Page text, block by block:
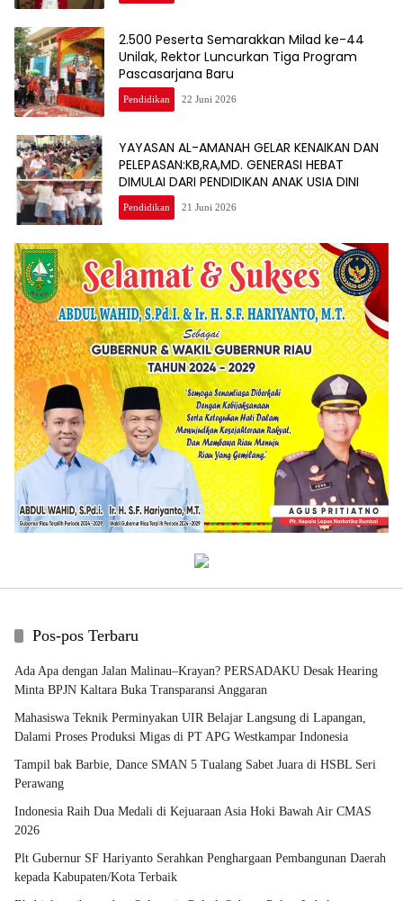
2.500 Peserta Semarakkan Milad ke-44
Unilak, Rektor Luncurkan Tiga Program
Pascasarjana Baru
Pendidikan 22 Juni 2026
YAYASAN AL-AMANAH GELAR KENAIKAN DAN
PELEPASAN:KB,RA,MD. GENERASI HEBAT
DIMULAI DARI PENDIDIKAN ANAK USIA DINI
Pendidikan 21 Juni 2026
Pos-pos Terbaru
Ada Apa dengan Jalan Malinau–Krayan? PERSADAKU Desak Hearing
Minta BPJN Kaltara Buka Transparansi Anggaran
Mahasiswa Teknik Perminyakan UIR Belajar Langsung di Lapangan,
Dalami Proses Produksi Migas di PT APG Westkampar Indonesia
Tampil bak Barbie, Dance SMAN 5 Tualang Sabet Juara di HSBL Seri
Perawang
Indonesia Raih Dua Medali di Kejuaraan Asia Hoki Bawah Air CMAS
2026
Plt Gubernur SF Hariyanto Serahkan Penghargaan Pembangunan Daerah
kepada Kabupaten/Kota Terbaik